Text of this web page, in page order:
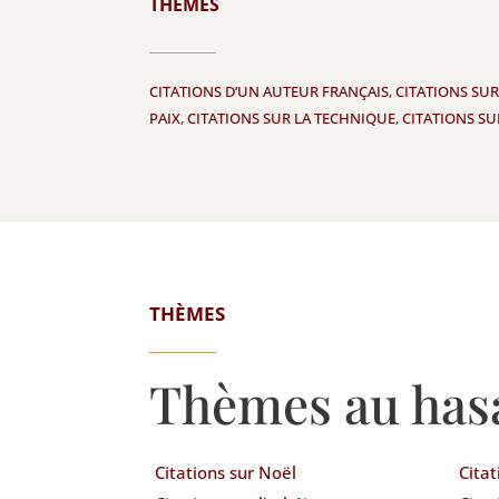
CITATIONS D’UN AUTEUR FRANÇAIS,CITATIONS
PAIX,CITATIONS SUR LA TECHNIQUE,CITATIONS
THÈMES
Thèmes au
Citations sur Noël